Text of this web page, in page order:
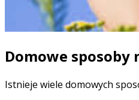
Domowe sposoby
Istnieje wiele domowych